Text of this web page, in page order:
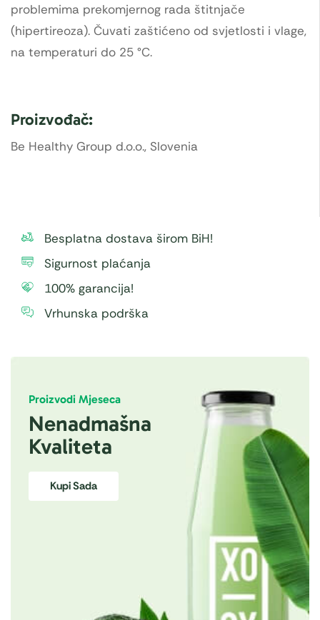
problemima prekomjernog rada štitnjače
(hipertireoza). Čuvati zaštićeno od svjetlosti i vlage,
na temperaturi do 25 °C.
Proizvođač:
Be Healthy Group d.o.o., Slovenia
Besplatna dostava širom BiH!
Sigurnost plaćanja
100% garancija!
Vrhunska podrška
Proizvodi Mjeseca
Nenadmašna
Kvaliteta
Kupi Sada